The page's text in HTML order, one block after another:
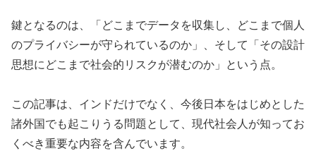
鍵となるのは、「どこまでデータを収集し、どこまで個人
のプライバシーが守られているのか」、そして「その設計
思想にどこまで社会的リスクが潜むのか」という点。
この記事は、インドだけでなく、今後日本をはじめとした
諸外国でも起こりうる問題として、現代社会人が知ってお
くべき重要な内容を含んでいます。